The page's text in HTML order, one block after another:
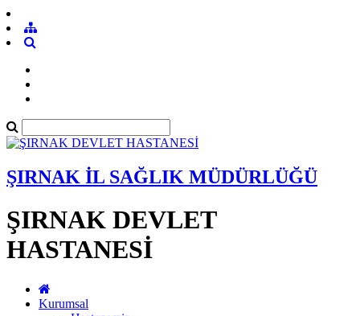
ŞIRNAK İL SAĞLIK MÜDÜRLÜĞÜ
ŞIRNAK DEVLET
HASTANESİ
Kurumsal